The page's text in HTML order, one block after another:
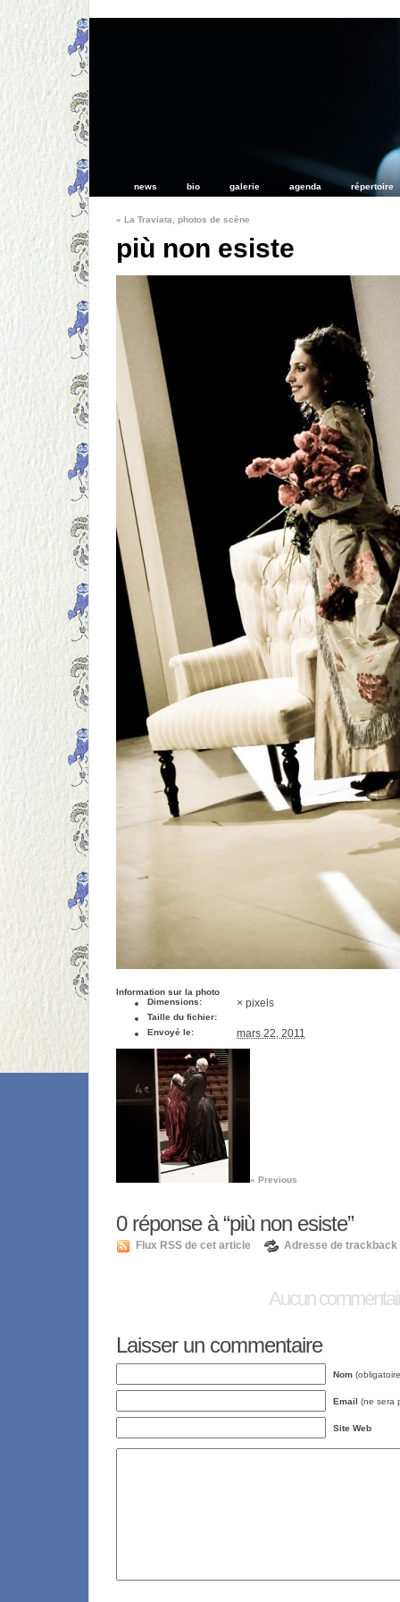
news bio galerie agenda répertoire
« La Traviata, photos de scène
più non esiste
Information sur la photo
Dimensions:
× pixels
Taille du fichier:
Envoyé le:
mars 22, 2011
« Previous
0réponse à “più non esiste”
Flux RSS de cet article Adresse de trackback
Aucun
Laisser un commentaire
Nom
Email (ne sera
Site Web